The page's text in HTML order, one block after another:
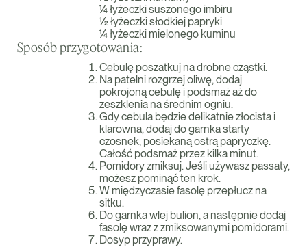
¼ łyżeczki suszonego imbiru
½ łyżeczki słodkiej papryki
¼ łyżeczki mielonego kuminu
Sposób przygotowania:
Cebulę poszatkuj na drobne cząstki.
Na patelni rozgrzej oliwę, dodaj
pokrojoną cebulę i podsmaż aż do
zeszklenia na średnim ogniu.
Gdy cebula będzie delikatnie złocista i
klarowna, dodaj do garnka starty
czosnek, posiekaną ostrą papryczkę.
Całość podsmaż przez kilka minut.
Pomidory zmiksuj. Jeśli używasz passaty,
możesz pominąć ten krok.
W międzyczasie fasolę przepłucz na
sitku.
Do garnka wlej bulion, a następnie dodaj
fasolę wraz z zmiksowanymi pomidorami.
Dosyp przyprawy.